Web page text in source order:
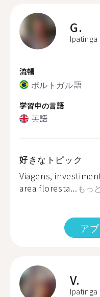
G.
Ipatinga
流暢
ポルトガル語
学習中の言語
英語
好きなトピック
Viagens,
area floresta... もっ
ア
V.
Ipatinga